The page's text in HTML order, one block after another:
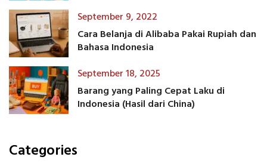
September 9, 2022
Cara Belanja di Alibaba Pakai Rupiah dan
Bahasa Indonesia
September 18, 2025
Barang yang Paling Cepat Laku di
Indonesia (Hasil dari China)
Categories